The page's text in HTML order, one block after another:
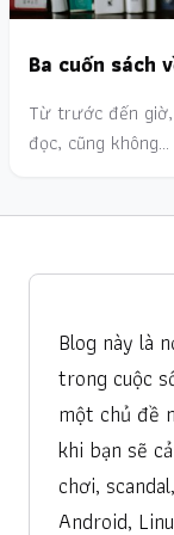
Ba cuốn sách
Từ trước đến
đọc, cũng không…
Blog này là
trong cuộc
một chủ đề
khi bạn sẽ
chơi,
Android,